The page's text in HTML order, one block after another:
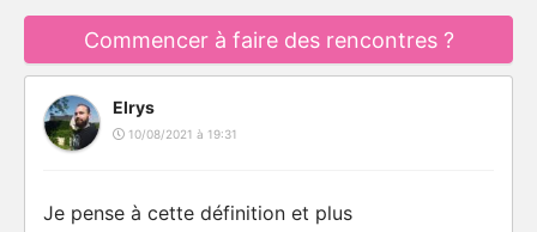
Commencer à faire des rencontres ?
Elrys
10/08/2021 à 19:31
Je pense à cette définition et plus